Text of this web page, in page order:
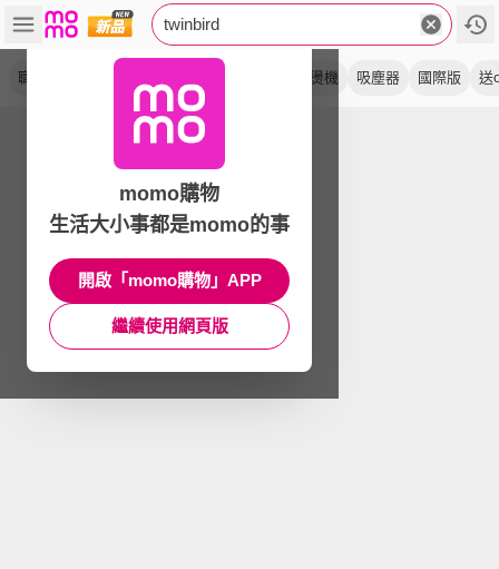
twinbird
職人級 掛燙機 吸塵器 國際版 送
momo購物
生活大小事都是momo的事
開啟「momo購物」APP
繼續使用網頁版